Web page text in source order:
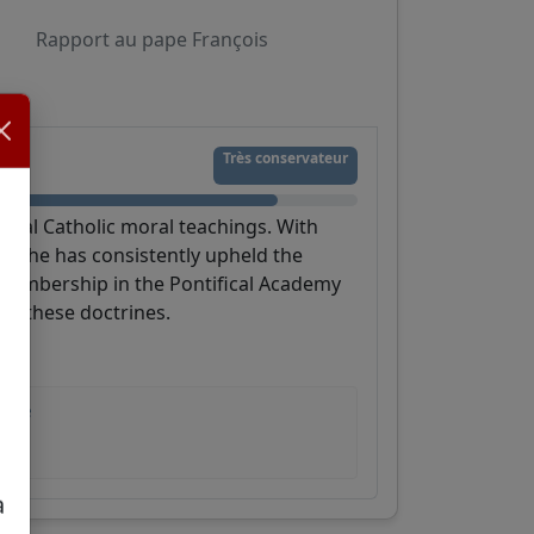
Rapport au pape François
Très conservateur
Catholic moral teachings. With
he has consistently upheld the
in the Pontifical Academy
these doctrines.